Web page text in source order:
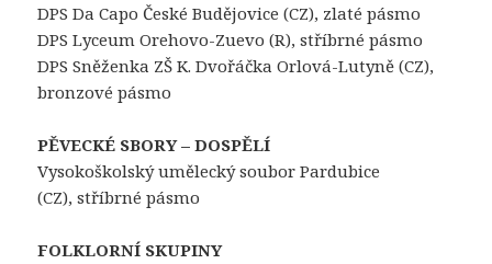
DPS Da Capo České Budějovice (CZ), zlaté pásmo
DPS Lyceum Orehovo-Zuevo (R), stříbrné pásmo
DPS Sněženka ZŠ K. Dvořáčka Orlová-Lutyně (CZ),
bronzové pásmo
PĚVECKÉ SBORY – DOSPĚLÍ
Vysokoškolský umělecký soubor Pardubice
(CZ), stříbrné pásmo
FOLKLORNÍ SKUPINY